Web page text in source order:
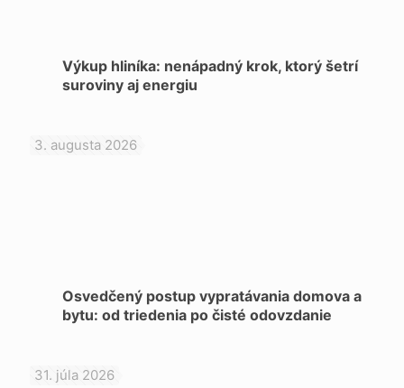
Výkup hliníka: nenápadný krok, ktorý šetrí
suroviny aj energiu
3. augusta 2026
Osvedčený postup vypratávania domova a
bytu: od triedenia po čisté odovzdanie
31. júla 2026